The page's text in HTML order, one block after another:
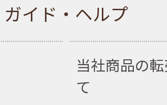
ガイド・ヘルプ
当社商品の
て